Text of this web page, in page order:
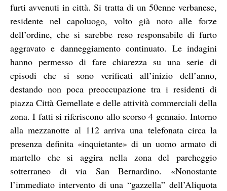
furti avvenuti in città. Si tratta di un 50enne verbanese,
residente nel capoluogo, volto già noto alle forze
dell’ordine, che si sarebbe reso responsabile di furto
aggravato e danneggiamento continuato. Le indagini
hanno permesso di fare chiarezza su una serie di
episodi che si sono verificati all’inizio dell’anno,
destando non poca preoccupazione tra i residenti di
piazza Città Gemellate e delle attività commerciali della
zona. I fatti si riferiscono allo scorso 4 gennaio. Intorno
alla mezzanotte al 112 arriva una telefonata circa la
presenza definita «inquietante» di un uomo armato di
martello che si aggira nella zona del parcheggio
sotterraneo di via San Bernardino. «Nonostante
l’immediato intervento di una “gazzella” dell’Aliquota